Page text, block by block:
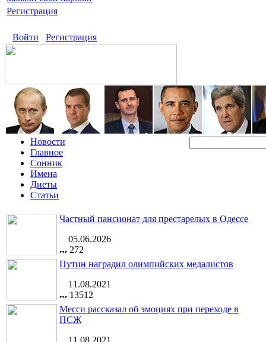
Регистрация
Войти Регистрация
Новости
Главное
Сонник
Имена
Диеты
Статьи
Частный пансионат для престарелых в Одессе
05.06.2026
272
Путин наградил олимпийских медалистов
11.08.2021
13512
Месси рассказал об эмоциях при переходе в
ПСЖ
11.08.2021